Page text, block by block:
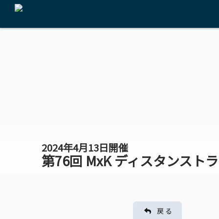
2024年4月13日開催
第76回 MxK ディスタンスト
戻 る